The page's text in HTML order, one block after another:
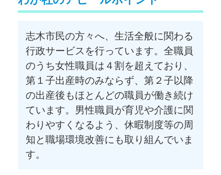
志木市民の方々へ、生活全般に関わる
行政サービスを行っています。全職員
のうち女性職員は４割を超えており、
第１子出産時のみならず、第２子以降
の出産後もほとんどの職員が働き続け
ています。男性職員が育児や介護に関
わりやすくなるよう、休暇制度等の周
知と職場環境改善にも取り組んでいま
す。